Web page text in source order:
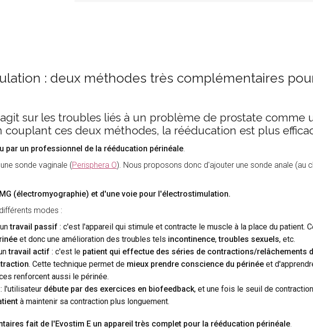
: deux méthodes très complémentaires
sur les troubles liés à un problème de prostate comme
ces deux méthodes, la rééducation est plus
par un professionnel de la rééducation périnéale.
sonde vaginale (Perisphera O). Nous proposons donc d'ajouter une sonde anale (au
(électromyographie) et d'une voie pour l'électrostimulation.
modes :
travail passif : c'est l'appareil qui stimule et contracte le muscle à la place du patient.
et donc une amélioration des troubles tels incontinence,troubles sexuels, etc.
travail actif : c'est le patient qui effectue des séries de contractions/relâchements
. Cette technique permet de mieux prendre conscience du périnéeet
renforcent aussi le périnée.
l'utilisateur débute par des exercices en biofeedback, et une fois le seuil de
à maintenir sa contraction plus longuement.
fait de l'Evostim E un appareil très complet pour la rééducation périnéale.